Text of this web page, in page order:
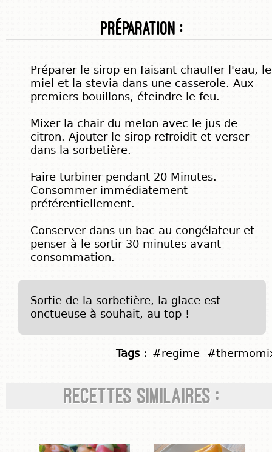
Préparation :
Préparer le sirop en faisant chauffer l'eau, le
miel et la stevia dans une casserole. Aux
premiers bouillons, éteindre le feu.
Mixer la chair du melon avec le jus de
citron. Ajouter le sirop refroidit et verser
dans la sorbetière.
Faire turbiner pendant 20 Minutes.
Consommer immédiatement
préférentiellement.
Conserver dans un bac au congélateur et
penser à le sortir 30 minutes avant
consommation.
Sortie de la sorbetière, la glace est
onctueuse à souhait, au top !
Tags : #regime
Recettes similaires :